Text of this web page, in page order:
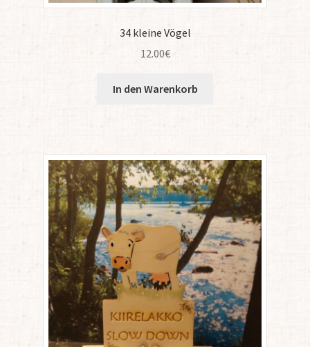
34 kleine Vögel
12.00€
In den Warenkorb